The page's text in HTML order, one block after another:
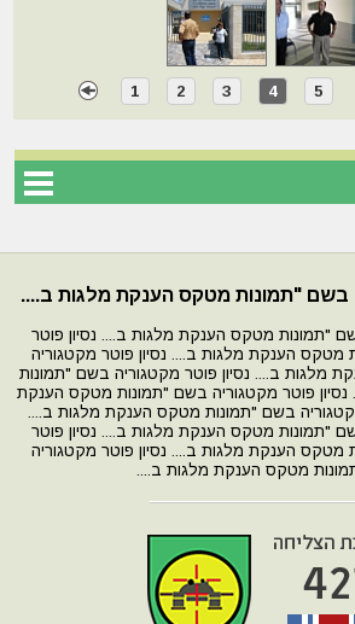
1 2 3 4 5
בשם "תמונות מטקס הענקת מלגות ב....
"תמונות מטקס הענקת מלגות ב.... נסיון פוטר
מטקס הענקת מלגות ב.... נסיון פוטר מקטגוריה
מלגות ב.... נסיון פוטר מקטגוריה בשם "תמונות
פוטר מקטגוריה בשם "תמונות מטקס הענקת
בשם "תמונות מטקס הענקת מלגות ב....
"תמונות מטקס הענקת מלגות ב.... נסיון פוטר
מטקס הענקת מלגות ב.... נסיון פוטר מקטגוריה
מטקס הענקת מלגות ב....